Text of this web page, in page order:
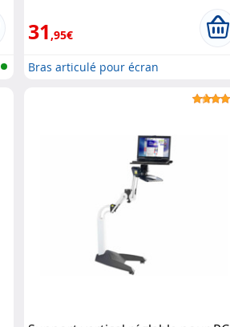
31,95€
Bras articulé pour écran